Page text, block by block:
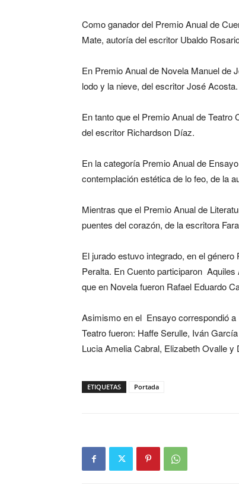
Como ganador del Premio Anual de
Mate, autoría del escritor Ubaldo
En Premio Anual de Novela Manuel de
lodo y la nieve, del escritor José Acosta.
En tanto que el Premio Anual de Teatro
del escritor Richardson Díaz.
En la categoría Premio Anual de
contemplación estética de lo feo, de la
Mientras que el Premio Anual de
puentes del corazón, de la escritora
El jurado estuvo integrado, en el
Peralta. En Cuento participaron
que en Novela fueron Rafael Eduardo
Asimismo en el Ensayo correspondió
Teatro fueron: Haffe Serulle, Iván
Lucia Amelia Cabral, Elizabeth Ovalle y
ETIQUETAS Portada